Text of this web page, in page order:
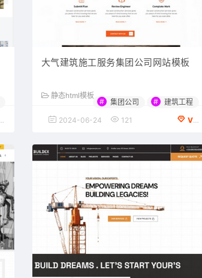
大气建筑施工服务集团公司网站模板
静态html模板
# 集团公司 # 建筑工程
2024-06-24 121 VIP会员专享